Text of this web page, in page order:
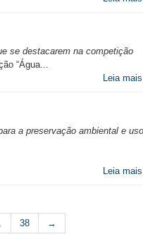
se destacarem na competição
“Água...
Leia
a preservação ambiental e uso
Leia
38 →